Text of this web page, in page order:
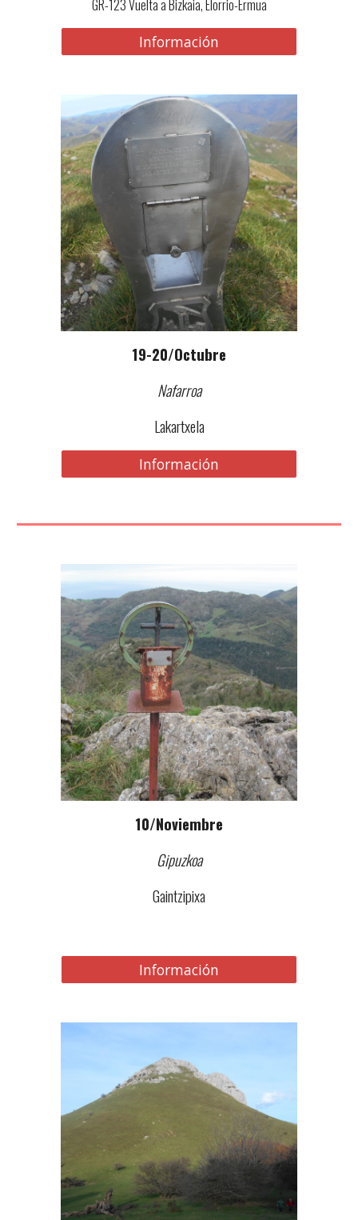
GR-123 Vuelta a Bizkaia, Elorrio-Ermua
Información
19-20/Octubre
Nafarroa
Lakartxela
Información
10/Noviembre
Gipuzkoa
Gaintzipixa
Información